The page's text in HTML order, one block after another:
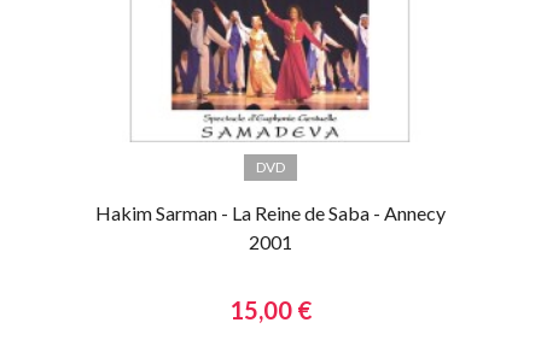
DVD
Hakim Sarman - La Reine de Saba - Annecy
2001
15,00 €